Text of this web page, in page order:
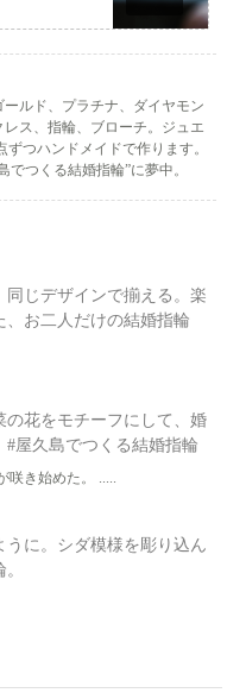
ルド、プラチナ、ダイヤモン
ス、指輪、ブローチ。ジュエ
つハンドメイドで作ります。
つくる結婚指輪”に夢中。
じデザインで揃える。楽
、お二人だけの結婚指輪
の花をモチーフにして、婚
屋久島でつくる結婚指輪
咲き始めた。 .....
うに。シダ模様を彫り込ん